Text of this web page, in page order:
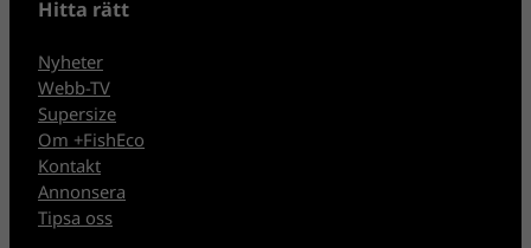
Hitta rätt
Nyheter
Webb-TV
Supersize
Om +FishEco
Kontakt
Annonsera
Tipsa oss